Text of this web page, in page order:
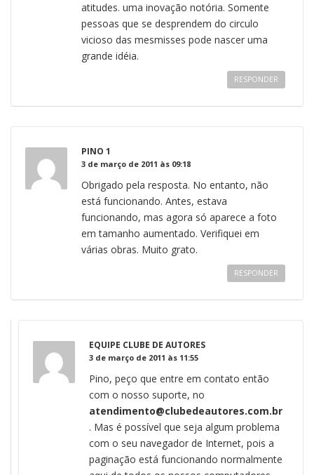
atitudes. uma inovação notória. Somente
pessoas que se desprendem do circulo
vicioso das mesmisses pode nascer uma
grande idéia.
RESPONDER
PINO 1
3 de março de 2011 às 09:18
Obrigado pela resposta. No entanto, não
está funcionando. Antes, estava
funcionando, mas agora só aparece a foto
em tamanho aumentado. Verifiquei em
várias obras. Muito grato.
RESPONDER
EQUIPE CLUBE DE AUTORES
3 de março de 2011 às 11:55
Pino, peço que entre em contato então
com o nosso suporte, no
atendimento@clubedeautores.com.br
. Mas é possível que seja algum problema
com o seu navegador de Internet, pois a
paginação está funcionando normalmente